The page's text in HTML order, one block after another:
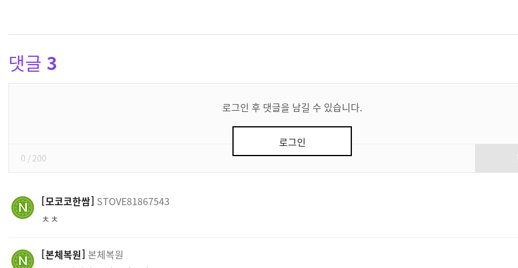
댓글 3
로그인 후 댓글을 남길 수 있습니다.
로그인
0 / 200
모코코한쌈 STOVE81867543
ㅊㅊ
본체복원 본체복원